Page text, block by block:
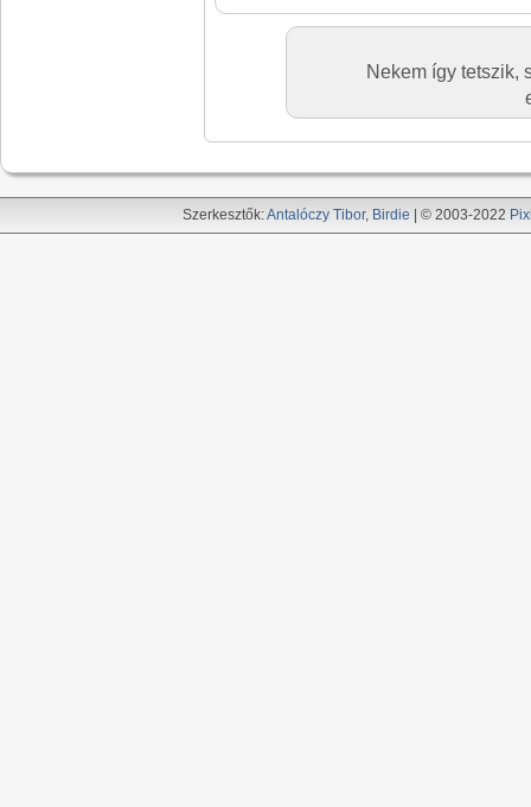
Nekem így tetszik,
Szerkesztők:Antalóczy Tibor, Birdie | © 2003-2022